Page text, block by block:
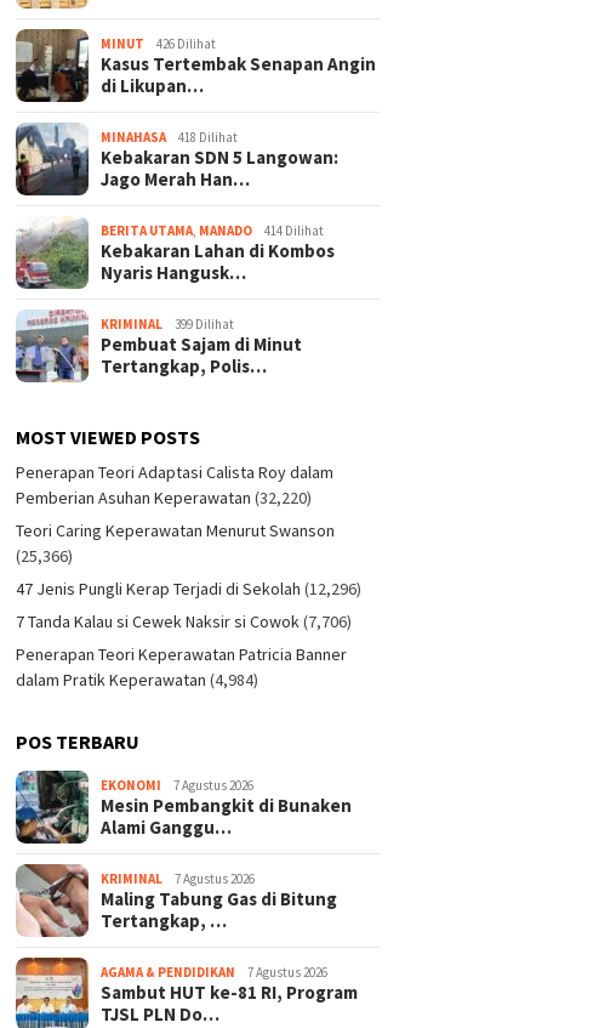
MINUT 426 Dilihat
Kasus Tertembak Senapan Angin
di Likupan…
MINAHASA 418 Dilihat
Kebakaran SDN 5 Langowan:
Jago Merah Han…
BERITA UTAMA, MANADO 414 Dilihat
Kebakaran Lahan di Kombos
Nyaris Hangusk…
KRIMINAL 399 Dilihat
Pembuat Sajam di Minut
Tertangkap, Polis…
MOST VIEWED POSTS
Penerapan Teori Adaptasi Calista Roy dalam
Pemberian Asuhan Keperawatan (32,220)
Teori Caring Keperawatan Menurut Swanson
(25,366)
47 Jenis Pungli Kerap Terjadi di Sekolah (12,296)
7 Tanda Kalau si Cewek Naksir si Cowok(7,706)
Penerapan Teori Keperawatan Patricia Banner
dalam Pratik Keperawatan (4,984)
POS TERBARU
EKONOMI 7 Agustus 2026
Mesin Pembangkit di Bunaken
Alami Ganggu…
KRIMINAL 7 Agustus 2026
Maling Tabung Gas di Bitung
Tertangkap, …
AGAMA & PENDIDIKAN 7 Agustus 2026
Sambut HUT ke-81 RI, Program
TJSL PLN Do…